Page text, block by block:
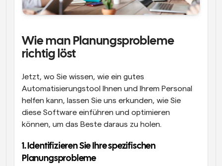
Wie man Planungsprobleme
richtig löst
Jetzt, wo Sie wissen, wie ein gutes
Automatisierungstool Ihnen und Ihrem Personal
helfen kann, lassen Sie uns erkunden, wie Sie
diese Software einführen und optimieren
können, um das Beste daraus zu holen.
1. Identifizieren Sie Ihre spezifischen
Planungsprobleme